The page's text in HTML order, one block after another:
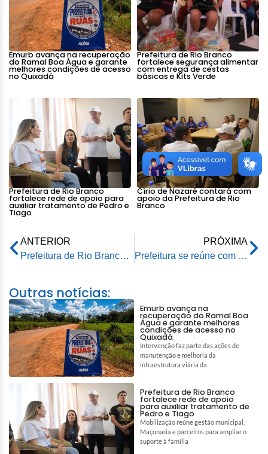
Emurb avança na recuperação
do Ramal Boa Água e garante
melhores condições de acesso
no Quixadá
Prefeitura de Rio Branco
fortalece segurança alimentar
com entrega de cestas
básicas e Kits Verde
Prefeitura de Rio Branco
fortalece rede de apoio para
auxiliar tratamento de Pedro e
Tiago
Círio de Nazaré contará com
apoio da Prefeitura de Rio
Branco
ANTERIOR
Prefeitura de Rio Branco entrega prêmio da Nota Rio Branco a três ganhadores
PRÓXIMA
Prefeitura se reúne com Organização Internacional de Migração para tratar políticas públicas voltada aos imigrantes
Outras notícias:
Emurb avança na
recuperação do Ramal Boa
Água e garante melhores
condições de acesso no
Quixadá
Intervenção faz parte das ações de
manutenção e melhoria da
infraestrutura viária da
Prefeitura de Rio Branco
fortalece rede de apoio
para auxiliar tratamento de
Pedro e Tiago
Mobilização reúne gestão municipal,
Maçonaria e parceiros para ampliar o
suporte à família